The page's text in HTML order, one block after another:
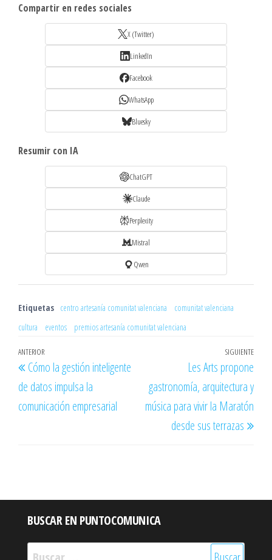
Compartir en redes sociales
X (Twitter)
LinkedIn
Facebook
WhatsApp
Bluesky
Resumir con IA
ChatGPT
Claude
Perplexity
Mistral
Qwen
Etiquetas centro artesanía comunitat valenciana
comunitat valenciana
cultura
eventos premios artesanía comunitat valenciana
Navegación
de
entradas
Entrada
anterior
ANTERIOR
Cómo la gestión inteligente
de datos impulsa la
comunicación empresarial
SIGUIENTE
Les Arts propone
gastronomía, arquitectura y
música para vivir la Maratón
desde sus terrazas
BUSCAR EN PUNTOCOMUNICA
Buscar: